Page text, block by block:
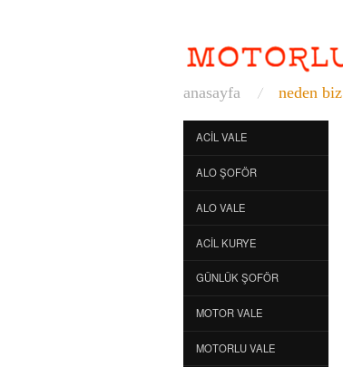
anasayfa neden biz
ACIL VALE
ALO ŞOFÖR
ALO VALE
ACIL KURYE
GÜNLÜK ŞOFÖR
MOTOR VALE
MOTORLU VALE